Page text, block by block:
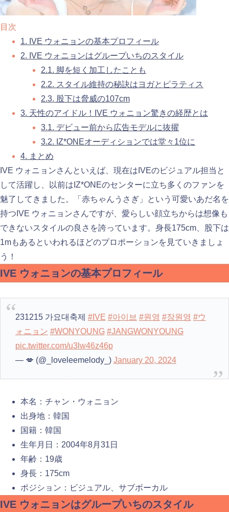
目次
1. IVE ウォニョンの基本プロフィール
2. IVE ウォニョンはグループいちのスタイル
2.1. 脚を短く加工したことも
2.2. スタイル維持の秘訣はヨガとピラティス
2.3. 股下は脅威の107cm
3. 天性のアイドル！IVE ウォニョン驚きの経歴とは
3.1. デビュー前から広告モデルに抜擢
3.2. IZ*ONEオーディションでは堂々1位に
4. まとめ
IVE ウォニョンさんといえば、現在はIVEのビジュアル担当と
して活躍し、以前はIZ*ONEのセンターに立ち多くのファンを
魅了してきました。「赤ちゃんうさぎ」という可愛いあだ名を
持つIVE ウォニョンさんですが、愛らしい顔立ちからは想像も
できないスタイルの良さを誇っています。身長175cm、股下は
1mもあるといわれるほどのプロポーションを見ていきましょ
う！
IVE ウォニョンの基本プロフィール
231215 가요대축제 #IVE #아이브 #원영 #장원영 #ウ
ォニョン #WONYOUNG #JANGWONYOUNG
pic.twitter.com/u3lw46z46p
— 💋 (@_loveleemelody_) January 20, 2024
本名：チャン・ウォニョン
出身地：韓国
国籍：韓国
生年月日：2004年8月31日
年齢：19歳
身長：175cm
ポジション：ビジュアル、サブボーカル
IVE ウォニョンはグループいちのスタイル